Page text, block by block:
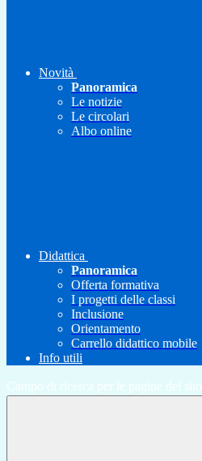
Novità
Panoramica
Le notizie
Le circolari
Albo online
Didattica
Panoramica
Offerta formativa
I progetti delle classi
Inclusione
Orientamento
Carrello didattico mobile
Info utili
Campo di ricerca per le pagine del sito